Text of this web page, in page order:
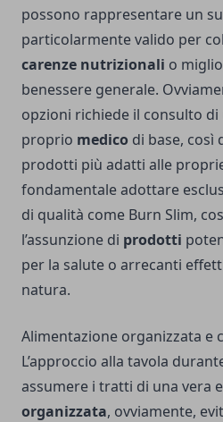
possono rappresentare un
particolarmente valido per
carenze nutrizionali o
benessere generale.
opzioni richiede il consulto di
proprio medico di base, così
prodotti più adatti alle
fondamentale adottare
di qualità come Burn Slim,
l’assunzione di prodotti
per la salute o arrecanti
natura.
Alimentazione organizzata e
L’approccio alla tavola
assumere i tratti di una vera
organizzata, ovviamente,